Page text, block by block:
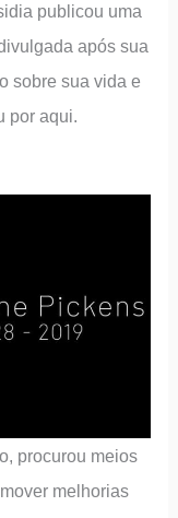
publicou uma
após sua
sobre sua vida e
por aqui.
procurou meios
melhorias